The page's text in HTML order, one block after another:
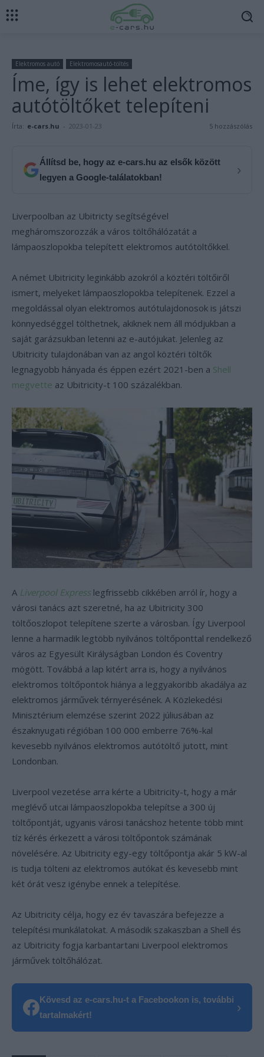
Elektromos autó Elektromosautó-töltés
Íme, így is lehet elektromos
autótöltőket telepíteni
Írta: e-cars.hu - 2023-01-23 5 hozzászólás
Állítsd be, hogy az e-cars.hu az elsők között
legyen a Google-találatokban!
›
Liverpoolban az Ubitricty segítségével
megháromszorozzák a város töltőhálózatát a
lámpaoszlopokba telepített elektromos autótöltőkkel.
A német Ubitricity leginkább azokról a köztéri töltőiről
ismert, melyeket lámpaoszlopokba telepítenek. Ezzel a
megoldással olyan elektromos autótulajdonosok is játszi
könnyedséggel tölthetnek, akiknek nem áll módjukban a
saját garázsukban letenni az e-autójukat. Jelenleg az
Ubitricity tulajdonában van az angol köztéri töltők
legnagyobb hányada és éppen ezért 2021-ben a Shell
megvette az Ubitricity-t 100 százalékban.
A Liverpool Expresslegfrissebb cikkében arról ír, hogy a
városi tanács azt szeretné, ha az Ubitricity 300
töltőoszlopot telepítene szerte a városban. Így Liverpool
lenne a harmadik legtöbb nyilvános töltőponttal rendelkező
város az Egyesült Királyságban London és Coventry
mögött. Továbbá a lap kitért arra is, hogy a nyilvános
elektromos töltőpontok hiánya a leggyakoribb akadálya az
elektromos járművek térnyerésének. A Közlekedési
Minisztérium elemzése szerint 2022 júliusában az
északnyugati régióban 100 000 emberre 76%-kal
kevesebb nyilvános elektromos autótöltő jutott, mint
Londonban.
Liverpool vezetése arra kérte a Ubitricity-t, hogy a már
meglévő utcai lámpaoszlopokba telepítse a 300 új
töltőpontját, ugyanis városi tanácshoz hetente több mint
tíz kérés érkezett a városi töltőpontok számának
növelésére. Az Ubitricity egy-egy töltőpontja akár 5 kW-al
is tudja tölteni az elektromos autókat és kevesebb mint
két órát vesz igénybe ennek a telepítése.
Az Ubitricity célja, hogy ez év tavaszára befejezze a
telepítési munkálatokat. A második szakaszban a Shell és
az Ubitricity fogja karbantartani Liverpool elektromos
járművek töltőhálózat.
Kövesd az e-cars.hu-t a Facebookon is, további
tartalmakért!
›